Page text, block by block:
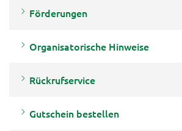
Förderungen
Organisatorische Hinweise
Rückrufservice
Gutschein bestellen